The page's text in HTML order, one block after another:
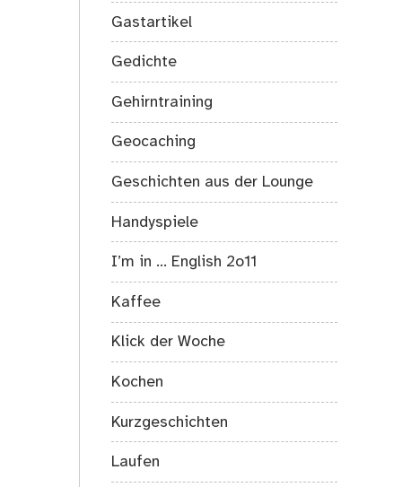
Gastartikel
Gedichte
Gehirntraining
Geocaching
Geschichten aus der Lounge
Handyspiele
I’m in … English 2o11
Kaffee
Klick der Woche
Kochen
Kurzgeschichten
Laufen